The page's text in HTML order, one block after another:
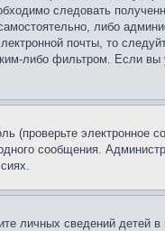
следовать
либо
почты, то
либо фильтром. Если
(проверьте
сообщения.
личных сведений